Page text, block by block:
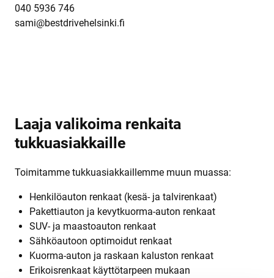
040 5936 746
sami@bestdrivehelsinki.fi
Laaja valikoima renkaita
tukkuasiakkaille
Toimitamme tukkuasiakkaillemme muun muassa:
Henkilöauton renkaat (kesä- ja talvirenkaat)
Pakettiauton ja kevytkuorma-auton renkaat
SUV- ja maastoauton renkaat
Sähköautoon optimoidut renkaat
Kuorma-auton ja raskaan kaluston renkaat
Erikoisrenkaat käyttötarpeen mukaan